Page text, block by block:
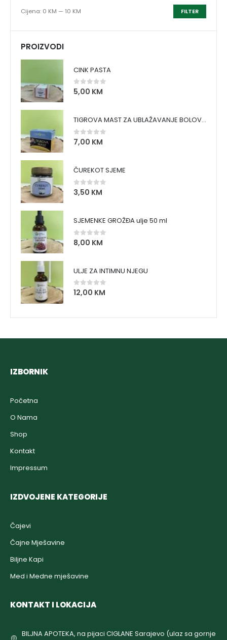
FILTER
Cijena: 0 KM — 10 KM
PROIZVODI
CINK PASTA
0 out of 5
5,00 KM
TIGROVA MAST ZA UBLAŽAVANJE BOLOVA I ZAGRIJAVANJE MIŠIĆA
0 out of 5
7,00 KM
ČUREKOT SJEME
0 out of 5
3,50 KM
SJEMENKE GROŽĐA ulje 50 ml
0 out of 5
8,00 KM
ULJE ZA INTIMNU NJEGU
0out of 5
12,00 KM
IZBORNIK
Početna
O Nama
Shop
Kontakt
Impressum
IZDVOJENE KATEGORIJE
Čajevi
Čajne Mješavine
Biljne Kapi
Med i Medne mješavine
KONTAKT I LOKACIJA
BILJNA APOTEKA, na pijaci CIGLANE Sarajevo (ulaz sa gornje